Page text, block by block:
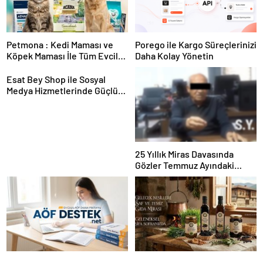
Petmona : Kedi Maması ve
Köpek Maması İle Tüm Evcil
Porego ile Kargo Süreçlerinizi
Daha Kolay Yönetin
Esat Bey Shop ile Sosyal
Medya Hizmetlerinde Güçlü
25 Yıllık Miras Davasında
Gözler Temmuz Ayındaki
Karar Duruşmasına Çevrildi